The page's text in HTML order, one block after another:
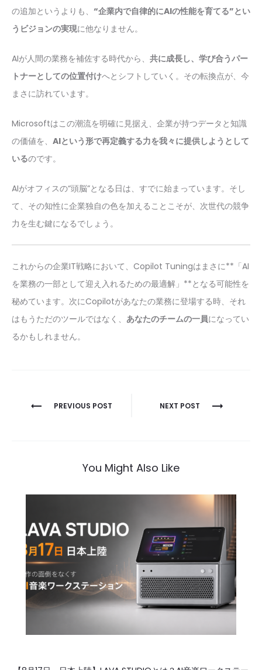
の追加というよりも、 “企業内で自律的にAIの性能を育てる”とい
うビジョンの実現に他なりません。
AIが人間の業務を補佐する時代から、 共に成長し、学び合うパー
トナーとしての位置付けへとシフトしていく。その転換点が、今
まさに訪れています。
Microsoftはこの潮流を明確に見据え、企業が持つデータと知識
の価値を、 AIという形で再定義する力を我々に提供しようとして
いるのです。
AIがオフィスの“頭脳”となる日は、すでに始まっています。そし
て、その知性に企業独自の色を加えることこそが、次世代の競争
力を生む鍵になるでしょう。
これからの企業IT戦略において、Copilot Tuningはまさに**「AI
を業務の一部として迎え入れるための最適解」**となる可能性を
秘めています。次にCopilotがあなたの業務に登場する時、それ
はもうただのツールではなく、 あなたのチームの一員になってい
るかもしれません。
ゲ
シ
ョ
ン
PREVIOUS POST NEXT POST
You Might Also Like